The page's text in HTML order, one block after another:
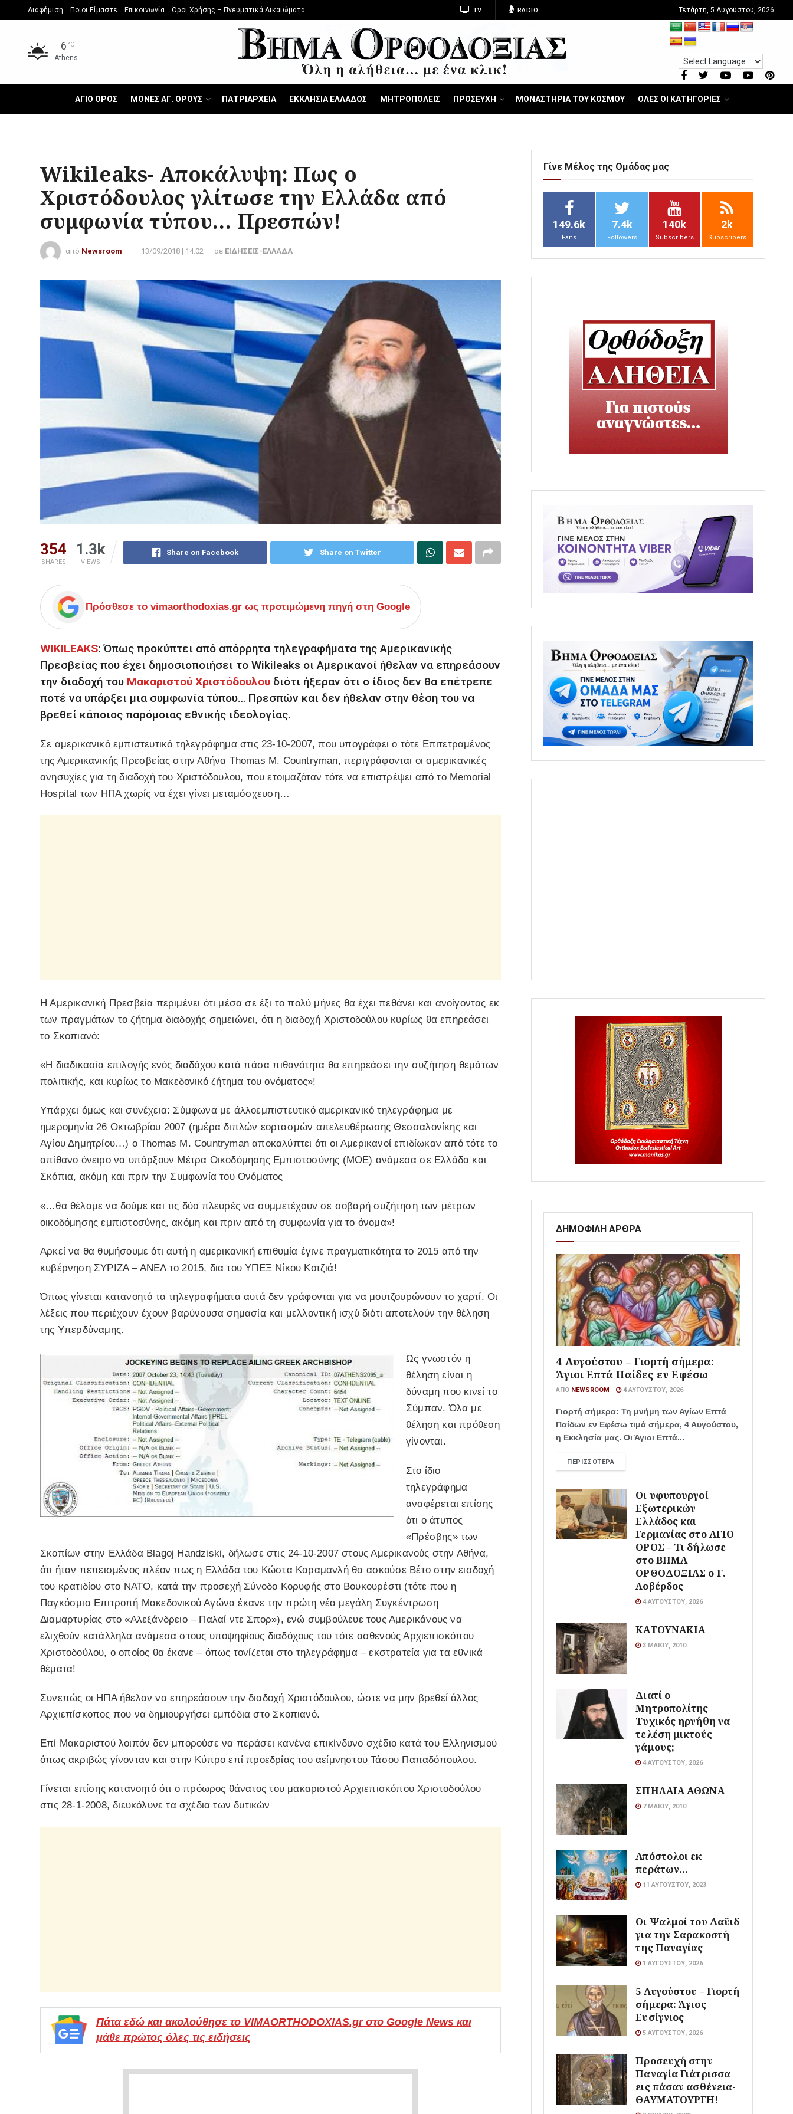
Διαφήμιση Ποιοι Είμαστε Επικοινωνία Όροι Χρήσης – Πνευματικά Δικαιώματα TV RADIO Τετάρτη, 5 Αυγούστου, 2026
6 °C
Athens
ΑΓΙΟ ΟΡΟΣ ΜΟΝΕΣ ΑΓ. ΟΡΟΥΣ ΠΑΤΡΙΑΡΧΕΙΑ ΕΚΚΛΗΣΙΑ ΕΛΛΑΔΟΣ ΜΗΤΡΟΠΟΛΕΙΣ ΠΡΟΣΕΥΧΗ ΜΟΝΑΣΤΗΡΙΑ ΤΟΥ ΚΟΣΜΟΥ ΟΛΕΣ ΟΙ ΚΑΤΗΓΟΡΙΕΣ
Wikileaks- Αποκάλυψη: Πως ο
Χριστόδουλος γλίτωσε την Ελλάδα από
συμφωνία τύπου… Πρεσπών!
από Newsroom 13/09/2018 | 14:02 σε ΕΙΔΗΣΕΙΣ-ΕΛΛΑΔΑ
354
SHARES
1.3k
VIEWS
Share on Facebook Share on Twitter
Πρόσθεσε το vimaorthodoxias.gr ως προτιμώμενη πηγή στη Google
WIKILEAKS: Όπως προκύπτει από απόρρητα τηλεγραφήματα της Αμερικανικής
Πρεσβείας που έχει δημοσιοποιήσει το Wikileaks οι Αμερικανοί ήθελαν να επηρεάσουν
την διαδοχή του Μακαριστού Χριστόδουλου διότι ήξεραν ότι ο ίδιος δεν θα επέτρεπε
ποτέ να υπάρξει μια συμφωνία τύπου… Πρεσπών και δεν ήθελαν στην θέση του να
βρεθεί κάποιος παρόμοιας εθνικής ιδεολογίας.
Σε αμερικανικό εμπιστευτικό τηλεγράφημα στις 23-10-2007, που υπογράφει ο τότε Επιτετραμένος
της Αμερικανικής Πρεσβείας στην Αθήνα Thomas M. Countryman, περιγράφονται οι αμερικανικές
ανησυχίες για τη διαδοχή του Χριστόδουλου, που ετοιμαζόταν τότε να επιστρέψει από το Memorial
Hospital των ΗΠΑ χωρίς να έχει γίνει μεταμόσχευση…
Η Αμερικανική Πρεσβεία περιμένει ότι μέσα σε έξι το πολύ μήνες θα έχει πεθάνει και ανοίγοντας εκ
των πραγμάτων το ζήτημα διαδοχής σημειώνει, ότι η διαδοχή Χριστοδούλου κυρίως θα επηρεάσει
το Σκοπιανό:
«Η διαδικασία επιλογής ενός διαδόχου κατά πάσα πιθανότητα θα επηρεάσει την συζήτηση θεμάτων
πολιτικής, και κυρίως το Μακεδονικό ζήτημα του ονόματος»!
Υπάρχει όμως και συνέχεια: Σύμφωνα με άλλοεμπιστευτικό αμερικανικό τηλεγράφημα με
ημερομηνία 26 Οκτωβρίου 2007 (ημέρα διπλών εορτασμών απελευθέρωσης Θεσσαλονίκης και
Αγίου Δημητρίου…) ο Thomas M. Countryman αποκαλύπτει ότι οι Αμερικανοί επιδίωκαν από τότε το
απίθανο όνειρο να υπάρξουν Μέτρα Οικοδόμησης Εμπιστοσύνης (ΜΟΕ) ανάμεσα σε Ελλάδα και
Σκόπια, ακόμη και πριν την Συμφωνία του Ονόματος
«…θα θέλαμε να δούμε και τις δύο πλευρές να συμμετέχουν σε σοβαρή συζήτηση των μέτρων
οικοδόμησης εμπιστοσύνης, ακόμη και πριν από τη συμφωνία για το όνομα»!
Αρκεί να θα θυμήσουμε ότι αυτή η αμερικανική επιθυμία έγινε πραγματικότητα το 2015 από την
κυβέρνηση ΣΥΡΙΖΑ – ΑΝΕΛ το 2015, δια του ΥΠΕΞ Νίκου Κοτζιά!
Όπως γίνεται κατανοητό τα τηλεγραφήματα αυτά δεν γράφονται για να μουτζουρώνουν το χαρτί. Οι
λέξεις που περιέχουν έχουν βαρύνουσα σημασία και μελλοντική ισχύ διότι αποτελούν την θέληση
της Υπερδύναμης.
Ως γνωστόν η
θέληση είναι η
δύναμη που κινεί το
Σύμπαν. Όλα με
θέληση και πρόθεση
γίνονται.
Στο ίδιο
τηλεγράφημα
αναφέρεται επίσης
ότι ο άτυπος
«Πρέσβης» των
Σκοπίων στην Ελλάδα Blagoj Handziski, δήλωσε στις 24-10-2007 στους Αμερικανούς στην Αθήνα,
ότι ήταν πεπεισμένος πλέον πως η Ελλάδα του Κώστα Καραμανλή θα ασκούσε Βέτο στην εισδοχή
του κρατιδίου στο ΝΑΤΟ, κατά την προσεχή Σύνοδο Κορυφής στο Βουκουρέστι (τότε που η
Παγκόσμια Επιτροπή Μακεδονικού Αγώνα έκανε την πρώτη νέα μεγάλη Συγκέντρωση
Διαμαρτυρίας στο «Αλεξάνδρειο – Παλαί ντε Σπορ»), ενώ συμβούλευε τους Αμερικάνους να
ελιχθούν κατάλληλα ανάμεσα στους υποψηφίους διαδόχους του τότε ασθενούς Αρχιεπισκόπου
Χριστοδούλου, ο οποίος θα έκανε – όπως τονίζεται στο τηλεγράφημα – εκστρατεία για τα εθνικά
θέματα!
Συνεπώς οι ΗΠΑ ήθελαν να επηρεάσουν την διαδοχή Χριστόδουλου, ώστε να μην βρεθεί άλλος
Αρχιεπίσκοπος που να δημιουργήσει εμπόδια στο Σκοπιανό.
Επί Μακαριστού λοιπόν δεν μπορούσε να περάσει κανένα επικίνδυνο σχέδιο κατά του Ελληνισμού
όπως ακριβώς γίνονταν και στην Κύπρο επί προεδρίας του αείμνηστου Τάσου Παπαδόπουλου.
Γίνεται επίσης κατανοητό ότι ο πρόωρος θάνατος του μακαριστού Αρχιεπισκόπου Χριστοδούλου
στις 28-1-2008, διευκόλυνε τα σχέδια των δυτικών
Πάτα εδώ και ακολούθησε το VIMAORTHODOXIAS.gr στο Google News και
μάθε πρώτος όλες τις ειδήσεις
Γίνε Μέλος της Ομάδας μας
149.6k
Fans
7.4k
Followers
140k
Subscribers
2k
Subscribers
ΔΗΜΟΦΙΛΗ ΑΡΘΡΑ
4 Αυγούστου – Γιορτή σήμερα:
Άγιοι Επτά Παίδες εν Εφέσω
ΑΠΌ NEWSROOM 4 ΑΥΓΟΎΣΤΟΥ, 2026
Γιορτή σήμερα: Τη μνήμη των Αγίων Επτά
Παίδων εν Εφέσω τιμά σήμερα, 4 Αυγούστου,
η Εκκλησία μας. Οι Άγιοι Επτά...
ΠΕΡΙΣΣΌΤΕΡΑ
Οι υφυπουργοί
Εξωτερικών
Ελλάδος και
Γερμανίας στο ΑΓΙΟ
ΟΡΟΣ – Τι δήλωσε
στο ΒΗΜΑ
ΟΡΘΟΔΟΞΙΑΣ ο Γ.
Λοβέρδος
4 ΑΥΓΟΎΣΤΟΥ, 2026
ΚΑΤΟΥΝΑΚΙΑ
3 ΜΑΪ́ΟΥ, 2010
Διατί ο
Μητροπολίτης
Τυχικός ηρνήθη να
τελέση μικτούς
γάμους;
4 ΑΥΓΟΎΣΤΟΥ, 2026
ΣΠΗΛΑΙΑ ΑΘΩΝΑ
7 ΜΑΪ́ΟΥ, 2010
Απόστολοι εκ
περάτων…
11 ΑΥΓΟΎΣΤΟΥ, 2023
Οι Ψαλμοί του Δαϋιδ
για την Σαρακοστή
της Παναγίας
1 ΑΥΓΟΎΣΤΟΥ, 2026
5 Αυγούστου – Γιορτή
σήμερα: Άγιος
Ευσίγνιος
5 ΑΥΓΟΎΣΤΟΥ, 2026
Προσευχή στην
Παναγία Γιάτρισσα
εις πάσαν ασθένεια-
ΘΑΥΜΑΤΟΥΡΓΗ!